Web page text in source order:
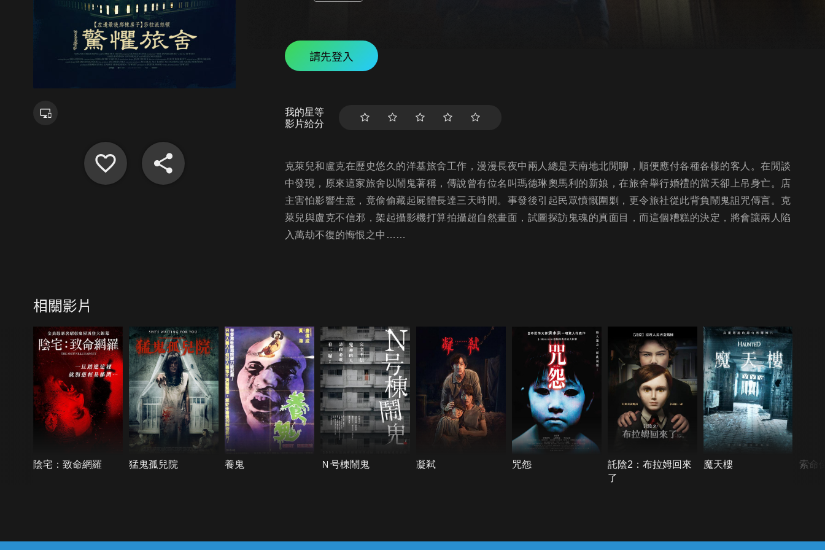
請先登入
我的星等
影片給分
克萊兒和盧克在歷史悠久的洋基旅舍工作，漫漫長夜中兩人總是天南地北閒聊，順便應付各種各樣的客人。在閒談
中發現，原來這家旅舍以鬧鬼著稱，傳說曾有位名叫瑪德琳奧馬利的新娘，在旅舍舉行婚禮的當天卻上吊身亡。店
主害怕影響生意，竟偷偷藏起屍體長達三天時間。事發後引起民眾憤慨圍剿，更令旅社從此背負鬧鬼詛咒傳言。克
萊兒與盧克不信邪，架起攝影機打算拍攝超自然畫面，試圖探訪鬼魂的真面目，而這個糟糕的決定，將會讓兩人陷
入萬劫不復的悔恨之中……
相關影片
陰宅：致命網羅 猛鬼孤兒院 養鬼 Ｎ号棟鬧鬼 凝弒 咒怨
託陰2：布拉姆回來
了
魔天樓 索命